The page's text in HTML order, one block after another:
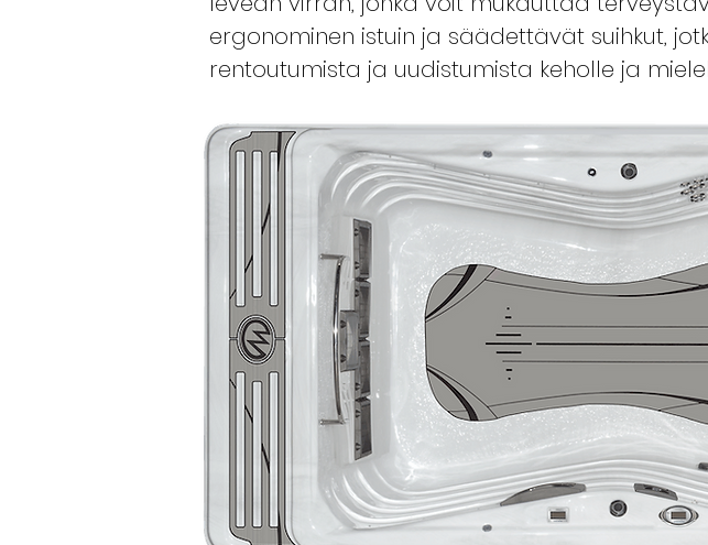
ergonominen istuin ja säädettävät suihkut,
rentoutumista ja uudistumista keholle ja